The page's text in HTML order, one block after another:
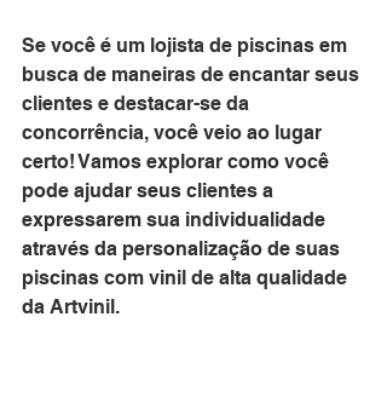
Se você é um lojista de piscinas em
busca de maneiras de encantar seus
clientes e destacar-se da
concorrência, você veio ao lugar
certo! Vamos explorar como você
pode ajudar seus clientes a
expressarem sua individualidade
através da personalização de suas
piscinas com vinil de alta qualidade
da Artvinil.